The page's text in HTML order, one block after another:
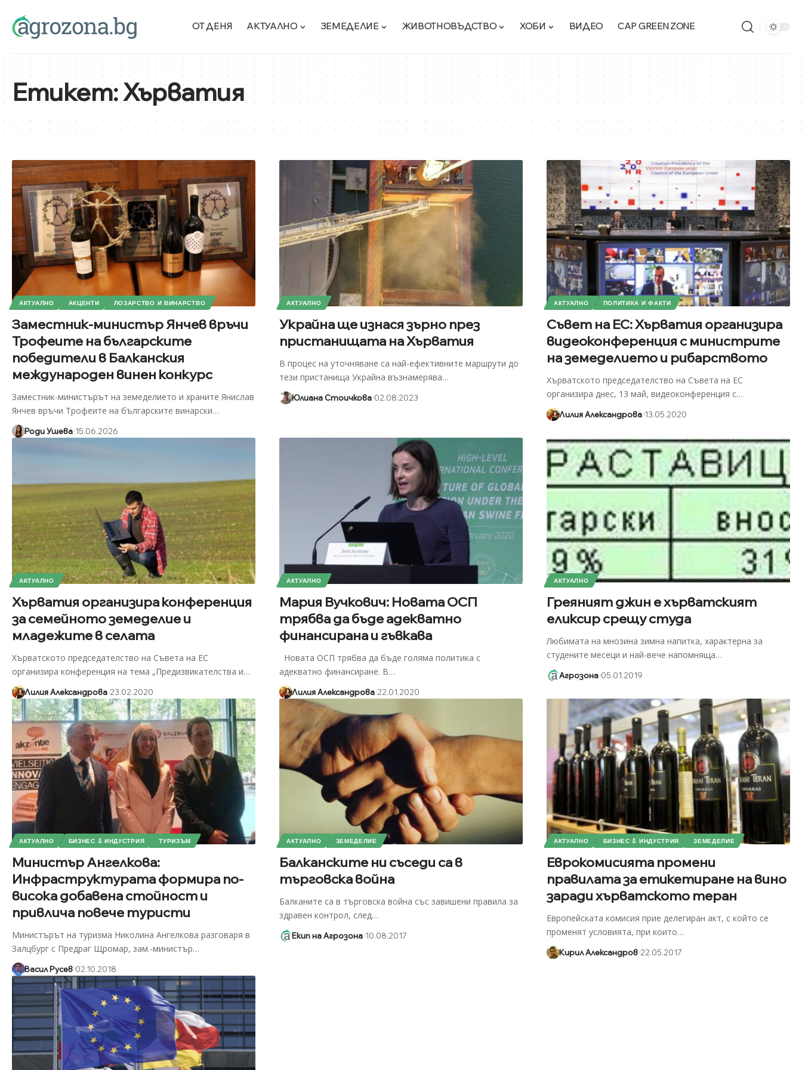
ОТ ДЕНЯ АКТУАЛНО ЗЕМЕДЕЛИЕ ЖИВОТНОВЪДСТВО ХОБИ ВИДЕО CAP GREEN ZONE
Етикет:Хърватия
АКТУАЛНО АКЦЕНТИ ЛОЗАРСТВО И ВИНАРСТВО
Заместник-министър Янчев връчи
Трофеите на българските
победители в Балканския
международен винен конкурс
Заместник-министърът на земеделието и храните Янислав
Янчев връчи Трофеите на българските винарски…
Роди Ушева 15.06.2026
АКТУАЛНО
Украйна ще изнася зърно през
пристанищата на Хърватия
В процес на уточняване са най-ефективните маршрути до
тези пристанища Украйна възнамерява…
Юлиана Стоичкова 02.08.2023
АКТУАЛНО ПОЛИТИКА И ФАКТИ
Съвет на ЕС: Хърватия организира
видеоконференция с министрите
на земеделието и рибарството
Хърватското председателство на Съвета на ЕС
организира днес, 13 май, видеоконференция с…
Лилия Александрова 13.05.2020
АКТУАЛНО
Хърватия организира конференция
за семейното земеделие и
младежите в селата
Хърватското председателство на Съвета на ЕС
организира конференция на тема „Предизвикателства и…
Лилия Александрова 23.02.2020
АКТУАЛНО
Мария Вучкович: Новата ОСП
трябва да бъде адекватно
финансирана и гъвкава
Новата ОСП трябва да бъде голяма политика с
адекватно финансиране. В…
Лилия Александрова 22.01.2020
АКТУАЛНО
Греяният джин е хърватският
еликсир срещу студа
Любимата на мнозина зимна напитка, характерна за
студените месеци и най-вече напомняща…
Агрозона 05.01.2019
АКТУАЛНО БИЗНЕС & ИНДУСТРИЯ ТУРИЗЪМ
Министър Ангелкова:
Инфраструктурата формира по-
висока добавена стойност и
привлича повече туристи
Министърът на туризма Николина Ангелкова разговаря в
Залцбург с Предраг Щромар, зам.-министър…
Васил Русев 02.10.2018
АКТУАЛНО ЗЕМЕДЕЛИЕ
Балканските ни съседи са в
търговска война
Балканите са в търговска война със завишени правила за
здравен контрол, след…
Екип на Агрозона 10.08.2017
АКТУАЛНО БИЗНЕС & ИНДУСТРИЯ ЗЕМЕДЕЛИЕ
Еврокомисията промени
правилата за етикетиране на вино
заради хърватското теран
Европейската комисия прие делегиран акт, с който се
променят условията, при които…
Кирил Александров 22.05.2017